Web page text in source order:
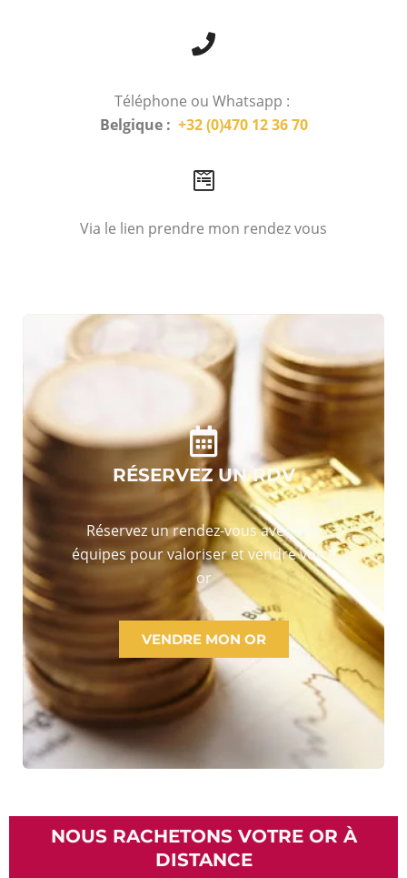
Téléphone ou Whatsapp :
Belgique : +32 (0)470 12 36 70
Via le lien prendre mon rendez vous
RÉSERVEZ UN RDV
Réservez un rendez-vous avec nos
équipes pour valoriser et vendre votre
or
VENDRE MON OR
NOUS RACHETONS VOTRE OR À
DISTANCE